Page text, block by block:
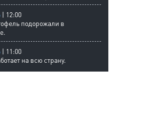
| 12:00
подорожали в
| 11:00
на всю страну.